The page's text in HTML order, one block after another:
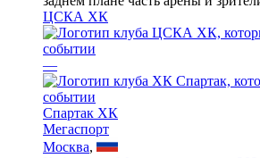
ЦСКА ХК
—
Спартак ХК
Мегаспорт
Москва,